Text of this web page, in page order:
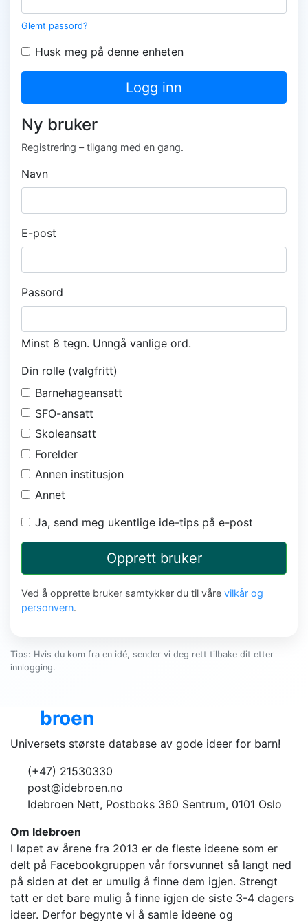
Glemt passord?
Husk meg på denne enheten
Logg inn
Ny bruker
Registrering – tilgang med en gang.
Navn
E-post
Passord
Minst 8 tegn. Unngå vanlige ord.
Din rolle (valgfritt)
Barnehageansatt
SFO-ansatt
Skoleansatt
Forelder
Annen institusjon
Annet
Ja, send meg ukentlige ide-tips på e-post
Opprett bruker
Ved å opprette bruker samtykker du til våre vilkår og
personvern.
Tips: Hvis du kom fra en idé, sender vi deg rett tilbake dit etter
innlogging.
broen
Universets største database av gode ideer for barn!
(+47) 21530330
post@idebroen.no
Idebroen Nett, Postboks 360 Sentrum, 0101 Oslo
Om Idebroen
I løpet av årene fra 2013 er de fleste ideene som er
delt på Facebookgruppen vår forsvunnet så langt ned
på siden at det er umulig å finne dem igjen. Strengt
tatt er det bare mulig å finne igjen de siste 3-4 dagers
ideer. Derfor begynte vi å samle ideene og